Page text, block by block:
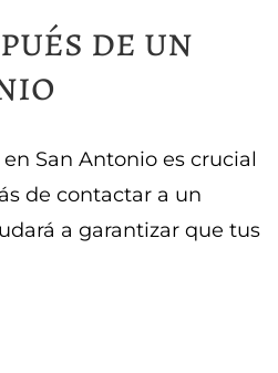
de un
San Antonio es crucial
de contactar a un
a garantizar que tus